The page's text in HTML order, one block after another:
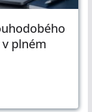
v plném